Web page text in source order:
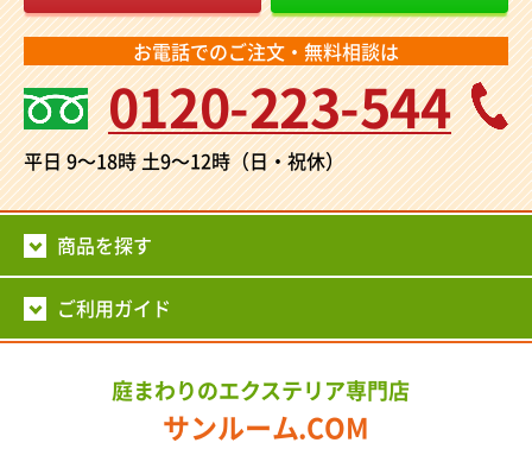
お電話でのご注文・無料相談は
0120-223-544
平日 9～18時土9～12時（日・祝休）
商品を探す
ご利用ガイド
庭まわりのエクステリア専門店
サンルーム.COM